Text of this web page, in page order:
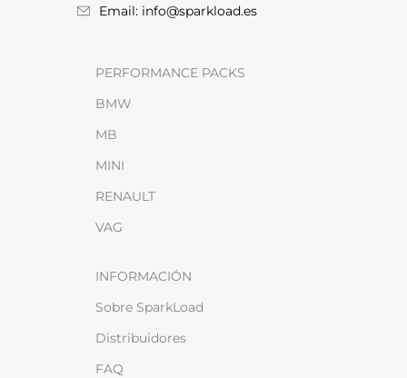
Email: info@sparkload.es
PERFORMANCE PACKS
BMW
MB
MINI
RENAULT
VAG
INFORMACIÓN
Sobre SparkLoad
Distribuidores
FAQ